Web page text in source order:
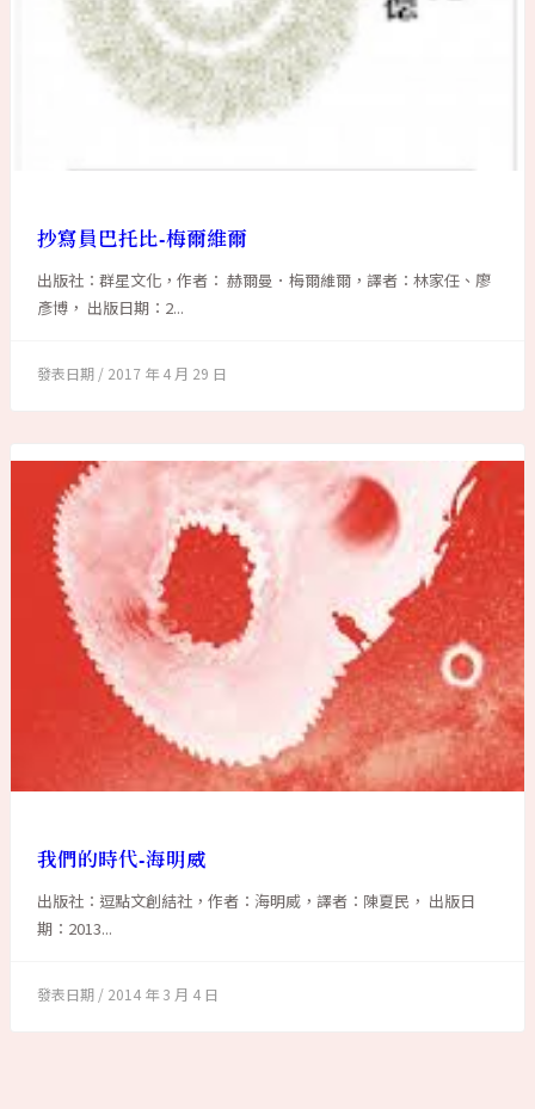
抄寫員巴托比-梅爾維爾
出版社：群星文化，作者： 赫爾曼．梅爾維爾，譯者：林家任、廖
彥博， 出版日期：2...
2017 年 4 月 29 日
我們的時代-海明威
出版社：逗點文創結社，作者：海明威，譯者：陳夏民， 出版日
期：2013...
2014 年 3 月 4 日